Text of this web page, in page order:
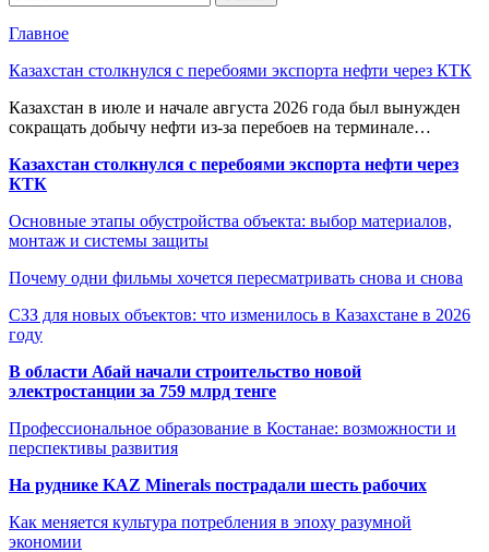
Главное
Казахстан столкнулся с перебоями экспорта нефти через КТК
Казахстан в июле и начале августа 2026 года был вынужден
сокращать добычу нефти из-за перебоев на терминале…
Казахстан столкнулся с перебоями экспорта нефти через
КТК
Основные этапы обустройства объекта: выбор материалов,
монтаж и системы защиты
Почему одни фильмы хочется пересматривать снова и снова
СЗЗ для новых объектов: что изменилось в Казахстане в 2026
году
В области Абай начали строительство новой
электростанции за 759 млрд тенге
Профессиональное образование в Костанае: возможности и
перспективы развития
На руднике KAZ Minerals пострадали шесть рабочих
Как меняется культура потребления в эпоху разумной
экономии